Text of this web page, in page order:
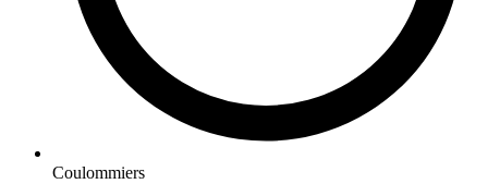
Coulommiers